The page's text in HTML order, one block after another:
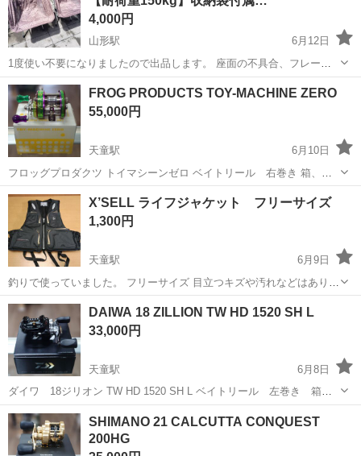
4,000円
山形駅
6月12日
1度使い不要になりましたので出品します。 座面の不具合、フレーム
の異常なし。 2脚セットとなります。 ＿＿＿＿＿＿＿＿＿＿＿＿＿＿
＿＿＿＿＿＿＿＿ 商品説明 ブランドSwehoo 材質ポリエステル 部屋
タイ...
山形 山形市
FROG PRODUCTS TOY-MACHINE ZERO
55,000円
天童駅
6月10日
フロッグプロダクツ トイマシーンゼロ ベイトリール 右巻き 箱、替
えサイドプレート付き 動作良好、美品です。 ハンドルノブにプラスチ
ック劣化が見られますが 使用には問題ないかと思います。 店...
山形 天童市 その他
X’SELL ライフジャケット フリーサイズ
1,300円
天童駅
6月9日
釣りで使っていました。 フリーサイズ 目立つキズや汚れなどはありま
せん。 (受け渡し場所) 天童温泉道の駅を予定しています。
山形 天童市
DAIWA 18 ZILLION TW HD 1520 SH L
33,000円
天童駅
6月8日
ダイワ 18ジリオン TW HD 1520 SH L ベイトリール 左巻き 箱付
き 18年モデル STEEZハンドルノブ、H(6.3)のリテーナーへ交換されて
います。 ギア比は7.3：1です。 小傷あり...
山形 天童市
SHIMANO 21 CALCUTTA CONQUEST
200HG